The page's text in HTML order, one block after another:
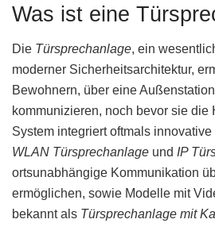
Was ist eine
Die Türsprechanlage, ein
moderner Sicherheitsarchitektur,
Bewohnern, über eine
kommunizieren, noch bevor sie die
System integriert oftmals
WLAN Türsprechanlage und IP
ortsunabhängige Kommunikation
ermöglichen, sowie Modelle mit
bekannt als Türsprechanlage mit